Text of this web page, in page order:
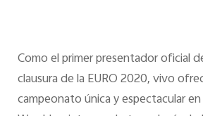
Como el primer presentador oficial
clausura de la EURO 2020, vivo
campeonato única y espectacular